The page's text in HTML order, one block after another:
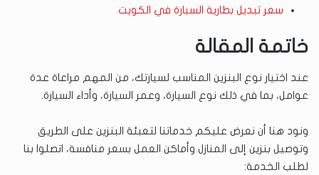
سعر تبديل بطارية السيارة في الكويت
خاتمة المقالة
عند اختيار نوع البنزين المناسب لسيارتك، من المهم مراعاة عدة
عوامل، بما في ذلك نوع السيارة، وعمر السيارة، وأداء السيارة.
ونود هنا أن نعرض عليكم خدماتنا لتعبئة البنزين على الطريق
وتوصيل بنزين إلى المنازل وأماكن العمل بسعر منافسة، اتصلوا بنا
لطلب الخدمة: